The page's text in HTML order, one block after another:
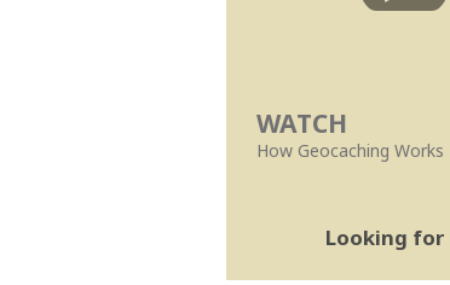
WATCH
How Geocaching Works
Looking for